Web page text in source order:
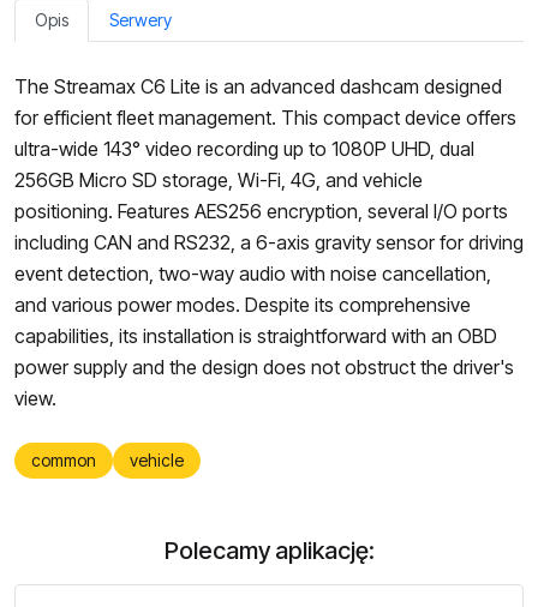
Opis Serwery
The Streamax C6 Lite is an advanced dashcam designed
for efficient fleet management. This compact device offers
ultra-wide 143° video recording up to 1080P UHD, dual
256GB Micro SD storage, Wi-Fi, 4G, and vehicle
positioning. Features AES256 encryption, several I/O ports
including CAN and RS232, a 6-axis gravity sensor for driving
event detection, two-way audio with noise cancellation,
and various power modes. Despite its comprehensive
capabilities, its installation is straightforward with an OBD
power supply and the design does not obstruct the driver's
view.
common vehicle
Polecamy aplikację: